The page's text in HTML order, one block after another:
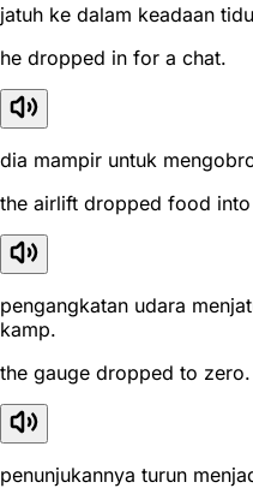
jatuh ke dalam keadaan
he dropped in for a chat.
dia mampir untuk
the airlift dropped food
pengangkatan udara
kamp.
the gauge dropped to zero.
penunjukannya turun